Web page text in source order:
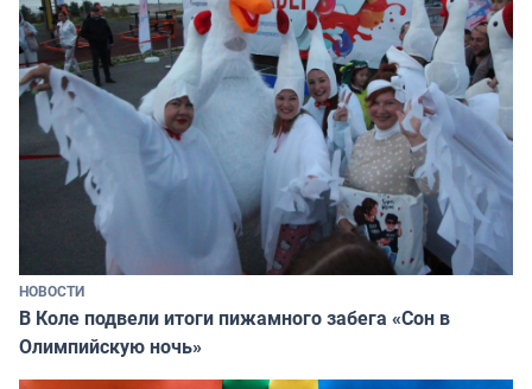
НОВОСТИ
В Коле подвели итоги пижамного забега «Сон в
Олимпийскую ночь»